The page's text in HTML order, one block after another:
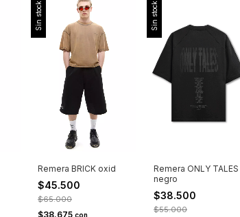
Sin stock
Remera BRICK oxid
$45.500
$65.000
$38.675 con
Sin stock
Remera ONLY TALES
negro
$38.500
$55.000